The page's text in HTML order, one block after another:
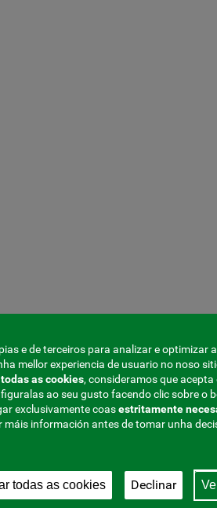
e de terceiros para analizar e optimizar
mellor experiencia de usuario no noso
as cookies, consideramos que acepta
ao seu gusto facendo clic sobre o
exclusivamente coasestritamente
máis información antes de tomar unha
todas as cookies Declinar